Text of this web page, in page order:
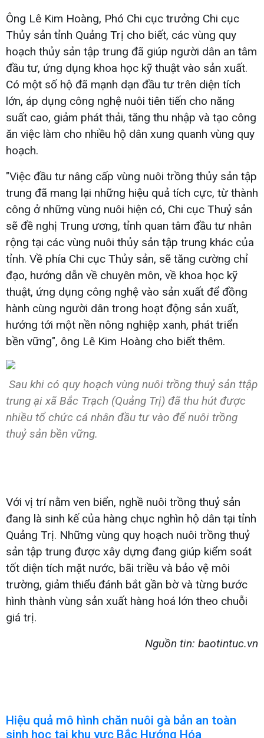
Ông Lê Kim Hoàng, Phó Chi cục trưởng Chi cục
Thủy sản tỉnh Quảng Trị cho biết, các vùng quy
hoạch thủy sản tập trung đã giúp người dân an tâm
đầu tư, ứng dụng khoa học kỹ thuật vào sản xuất.
Có một số hộ đã mạnh dạn đầu tư trên diện tích
lớn, áp dụng công nghệ nuôi tiên tiến cho năng
suất cao, giảm phát thải, tăng thu nhập và tạo công
ăn việc làm cho nhiều hộ dân xung quanh vùng quy
hoạch.
"Việc đầu tư nâng cấp vùng nuôi trồng thủy sản tập
trung đã mang lại những hiệu quả tích cực, từ thành
công ở những vùng nuôi hiện có, Chi cục Thuỷ sản
sẽ đề nghị Trung ương, tỉnh quan tâm đầu tư nhân
rộng tại các vùng nuôi thủy sản tập trung khác của
tỉnh. Về phía Chi cục Thủy sản, sẽ tăng cường chỉ
đạo, hướng dẫn về chuyên môn, về khoa học kỹ
thuật, ứng dụng công nghệ vào sản xuất để đồng
hành cùng người dân trong hoạt động sản xuất,
hướng tới một nền nông nghiệp xanh, phát triển
bền vững", ông Lê Kim Hoàng cho biết thêm.
Sau khi có quy hoạch vùng nuôi trồng thuỷ sản ttập
trung ại xã Bắc Trạch (Quảng Trị) đã thu hút được
nhiều tổ chức cá nhân đầu tư vào để nuôi trồng
thuỷ sản bền vững.
Với vị trí nằm ven biển, nghề nuôi trồng thuỷ sản
đang là sinh kế của hàng chục nghìn hộ dân tại tỉnh
Quảng Trị. Những vùng quy hoạch nuôi trồng thuỷ
sản tập trung được xây dựng đang giúp kiểm soát
tốt diện tích mặt nước, bãi triều và bảo vệ môi
trường, giảm thiểu đánh bắt gần bờ và từng bước
hình thành vùng sản xuất hàng hoá lớn theo chuỗi
giá trị.
Nguồn tin: baotintuc.vn
Hiệu quả mô hình chăn nuôi gà bản an toàn
sinh học tại khu vực Bắc Hướng Hóa